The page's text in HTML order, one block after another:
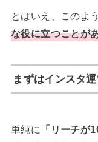
とはいえ、このよ
な役に立つことが
まずはインスタ
単純に 「リーチが